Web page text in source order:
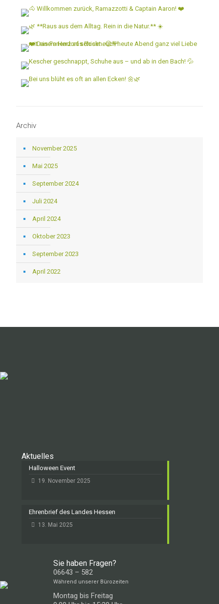
Archiv
November 2025
Mai 2025
September 2024
Juli 2024
April 2024
Oktober 2023
September 2023
April 2022
Aktuelles
Halloween Event
19. November 2025
Ehrenbrief des Landes Hessen
13. Mai 2025
Sie haben Fragen?
06643 – 582
Während unserer Bürozeiten
Montag bis Freitag